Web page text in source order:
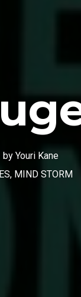
by Youri Kane
, MIND STORM